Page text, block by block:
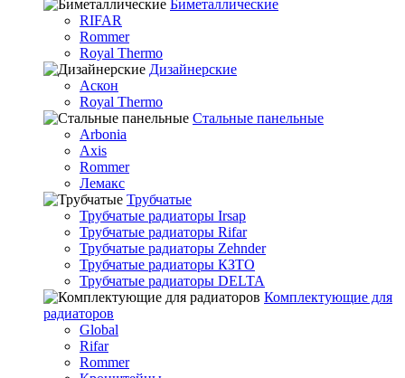
Биметаллические
RIFAR
Rommer
Royal Thermo
Дизайнерские
Аскон
Royal Thermo
Стальные панельные
Arbonia
Axis
Rommer
Лемакс
Трубчатые
Трубчатые радиаторы Irsap
Трубчатые радиаторы Rifar
Трубчатые радиаторы Zehnder
Трубчатые радиаторы КЗТО
Трубчатые радиаторы DELTA
Комплектующие для
радиаторов
Global
Rifar
Rommer